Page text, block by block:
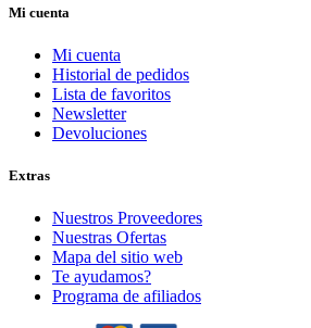
Mi cuenta
Mi cuenta
Historial de pedidos
Lista de favoritos
Newsletter
Devoluciones
Extras
Nuestros Proveedores
Nuestras Ofertas
Mapa del sitio web
Te ayudamos?
Programa de afiliados